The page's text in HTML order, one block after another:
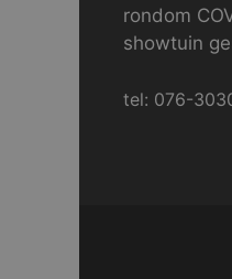
rondom
showtuin
tel: 076-